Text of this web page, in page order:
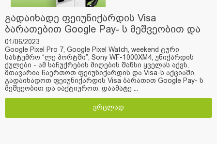
გადაიხადე ფეიუნიქარდის Visa
ბარათებით Google Pay- ს მეშვეობით და
მიიღე საჩუქარი
01/06/2023
Google Pixel Pro 7, Google Pixel Watch, weekend ტური
სასტუმრო “ლე პორტში”, Sony WF-1000XM4, უნიქარდის
ქულები - ამ საჩუქრების მიღების შანსი ყველას აქვს,
მთავარია ჩაერთოთ ფეიუნიქარდის და Visa-ს აქციაში,
გადაიხადოთ ფეიუნიქარდის Visa ბარათით Google Pay- ს
მეშვეობით და იაქტიუროთ. დაამატე ...
ვრცლად